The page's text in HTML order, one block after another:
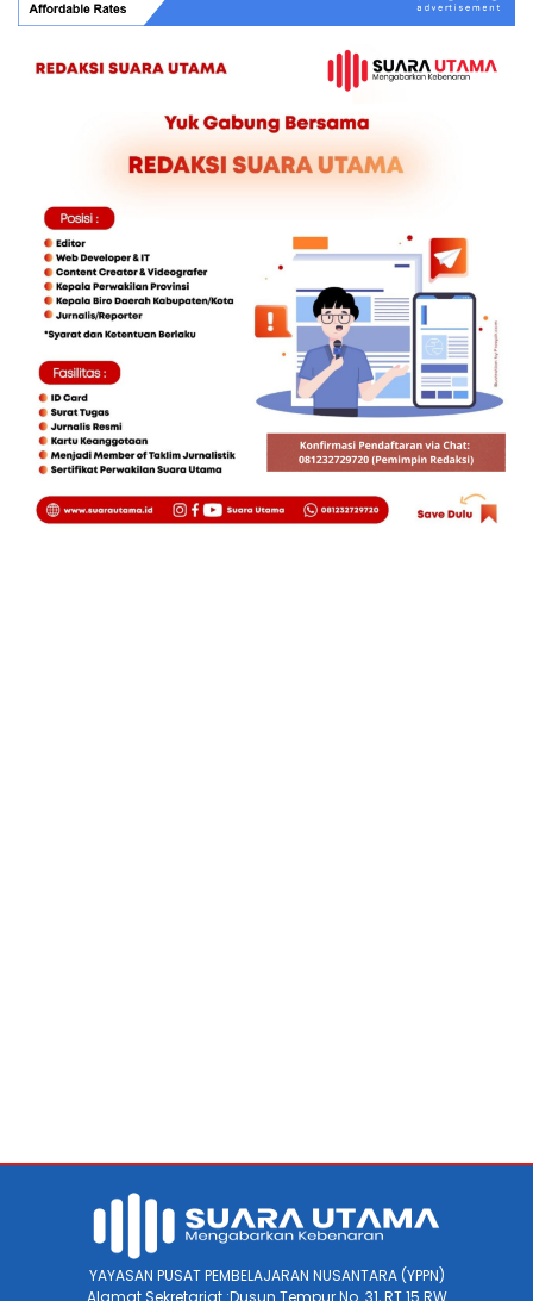
YAYASAN PUSAT PEMBELAJARAN NUSANTARA (YPPN)
Alamat Sekretariat :Dusun Tempur No. 31, RT 15 RW